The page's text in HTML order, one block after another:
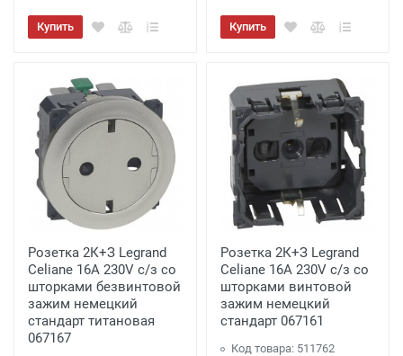
Купить Купить
Розетка 2К+З Legrand
Celiane 16A 230V с/з со
шторками безвинтовой
зажим немецкий
стандарт титановая
067167
Розетка 2К+З Legrand
Celiane 16A 230V с/з со
шторками винтовой
зажим немецкий
стандарт 067161
Код товара: 511762